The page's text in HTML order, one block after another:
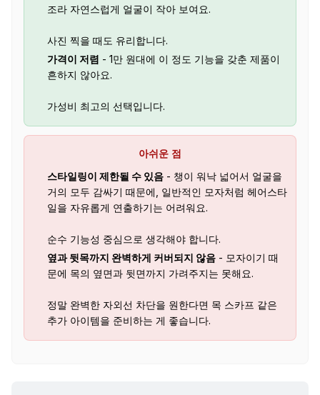
조라 자연스럽게 얼굴이 작아 보여요.
사진 찍을 때도 유리합니다.
가격이 저렴 - 1만 원대에 이 정도 기능을 갖춘 제품이
흔하지 않아요.
가성비 최고의 선택입니다.
아쉬운 점
스타일링이 제한될 수 있음 - 챙이 워낙 넓어서 얼굴을
거의 모두 감싸기 때문에, 일반적인 모자처럼 헤어스타
일을 자유롭게 연출하기는 어려워요.
순수 기능성 중심으로 생각해야 합니다.
옆과 뒷목까지 완벽하게 커버되지 않음 - 모자이기 때
문에 목의 옆면과 뒷면까지 가려주지는 못해요.
정말 완벽한 자외선 차단을 원한다면 목 스카프 같은
추가 아이템을 준비하는 게 좋습니다.